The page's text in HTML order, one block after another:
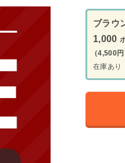
ブラウ
1,000
（4,500円
在庫あり